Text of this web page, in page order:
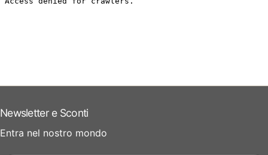
Newsletter e Sconti
Entra nel nostro mondo